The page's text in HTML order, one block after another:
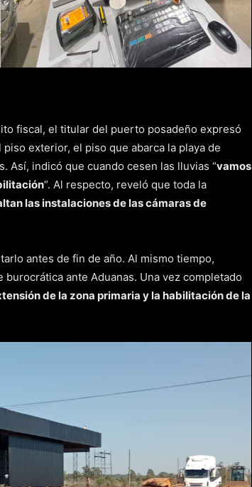
fiscal, el titular del puerto posadeño expresó
exterior, el piso que abarca la playa de
Así, indicó que cuando cesen las lluvias “vamos
“. Al respecto, reveló que toda la
las instalaciones de las cámaras de
antes de fin de año. Al mismo tiempo,
ante Aduanas. Una vez completado
de la zona primaria y la habilitación de la